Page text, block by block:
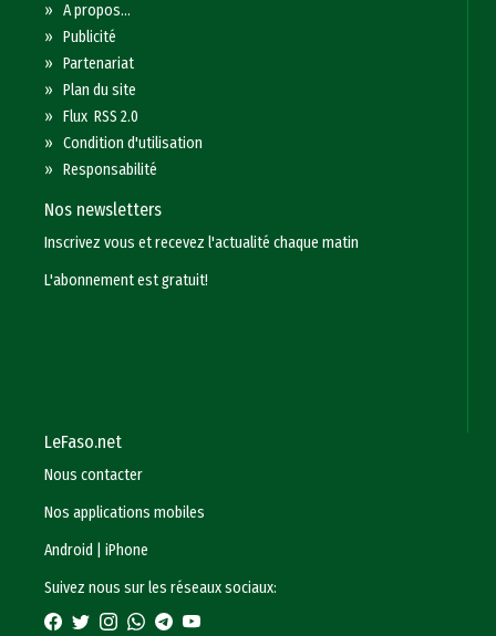
»A propos...
»Publicité
»Partenariat
»Plan du site
»Flux RSS 2.0
»Condition d'utilisation
»Responsabilité
Nos newsletters
Inscrivez vous et recevez l'actualité chaque matin
L'abonnement est gratuit!
LeFaso.net
Nous contacter
Nos applications mobiles
Android
|iPhone
Suivez nous sur les réseaux sociaux: